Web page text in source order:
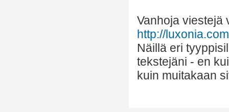
Vanhoja viestejä
http://
Näillä eri
tekstejäni - en
kuin muitakaan